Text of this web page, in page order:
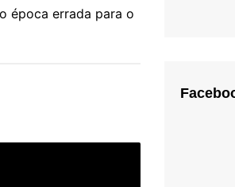
época errada para o